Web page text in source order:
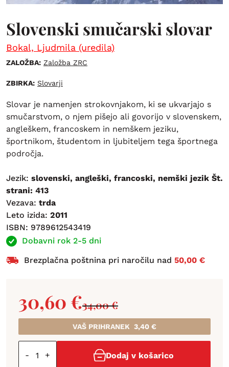
Slovenski smučarski slovar
Bokal, Ljudmila (uredila)
ZALOŽBA: Založba ZRC
ZBIRKA: Slovarji
Slovar je namenjen strokovnjakom, ki se ukvarjajo s
smučarstvom, o njem pišejo ali govorijo v slovenskem,
angleškem, francoskem in nemškem jeziku,
športnikom, študentom in ljubiteljem tega športnega
področja.
Jezik: slovenski, angleški, francoski, nemški jezik Št.
strani: 413
Vezava: trda
Leto izida: 2011
ISBN: 9789612543419
Dobavni rok 2-5 dni
Brezplačna poštnina pri naročilu nad 50,00 €
34,00€
30,60 €
VAŠ PRIHRANEK 3,40 €
- + Dodaj v košarico